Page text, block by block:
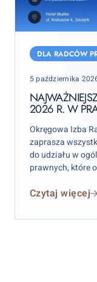
zmiany
2026
praktyce
radcy
prawnego
DLA RADCÓW
Posted
5 października
2026 R. W
Okręgowa Izba
zaprasza
do udziału w
prawnych, które
Czytaj więcej